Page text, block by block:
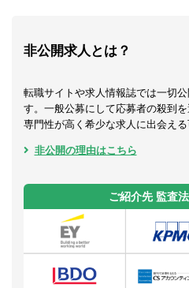
非公開求人とは？
転職サイトや求人情報誌では一切
す。一般公募にして応募者の殺到
専門性が高く希少な求人に出会える
非公開の理由はこちら
ご紹介先 監査